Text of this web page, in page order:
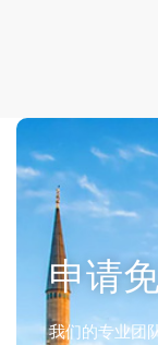
申请
我们的专业团